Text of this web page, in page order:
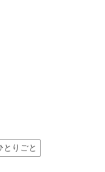
とりごと